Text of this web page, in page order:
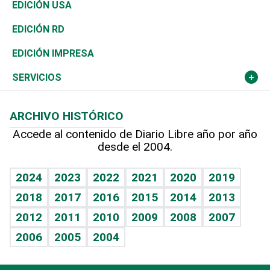
Ocenanía
Caribe
Resto del mundo
Telecom.
Global y variable
Economía personal
Buena Vida
Sociales
Novedades
Podcast Arte Libre
Hablando con el pediatra
Vida y familia
Eñe
Celebrando la vida
Sin complejos
Ciclismo
Tenis
Olimpismo
Más deportes
Línea de hit
TBT Deportivo
En Directo
El Espía
Noticiero Poteleche
Columnistas
Tecnología
Historia
Martes de tecnología
Cambio climático
Economía
Revista
Deportes
Opinión
Hecho en casa
Guía del dinero
EDICIÓN USA
EDICIÓN RD
EDICIÓN IMPRESA
SERVICIOS
Cumpleaños
Horóscopos
Crucigramas
ARCHIVO HISTÓRICO
Accede al contenido de Diario Libre año por año
desde el 2004.
2024 2023 2022 2021 2020
2019
2018
2017 2016 2015 2014
2013
2012
2011 2010 2009 2008
2007
2006
2005 2004